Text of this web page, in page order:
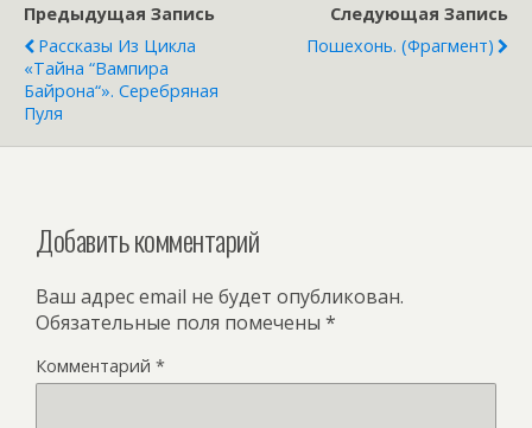
Предыдущая Запись
Рассказы Из Цикла
«Тайна “Вампира
Байрона“». Серебряная
Пуля
Следующая Запись
Пошехонь. (Фрагмент)
Добавить комментарий
Ваш адрес email не будет опубликован.
Обязательные поля помечены *
Комментарий *